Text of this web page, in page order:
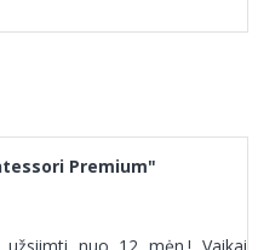
Premium"